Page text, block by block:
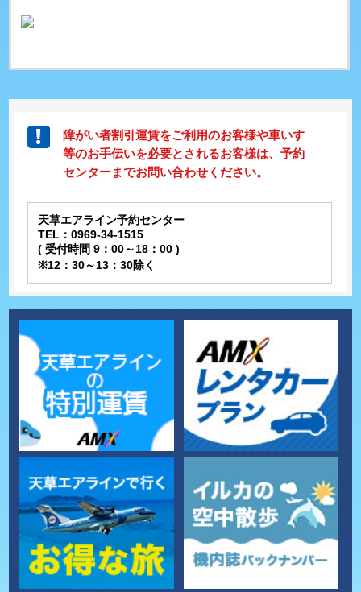
障がい者割引運賃をご利用のお客様や車いす
等のお手伝いを必要とされるお客様は、予約
センターまでお問い合わせください。
天草エアライン予約センター
TEL：0969-34-1515
( 受付時間 9：00～18：00 )
※12：30～13：30除く